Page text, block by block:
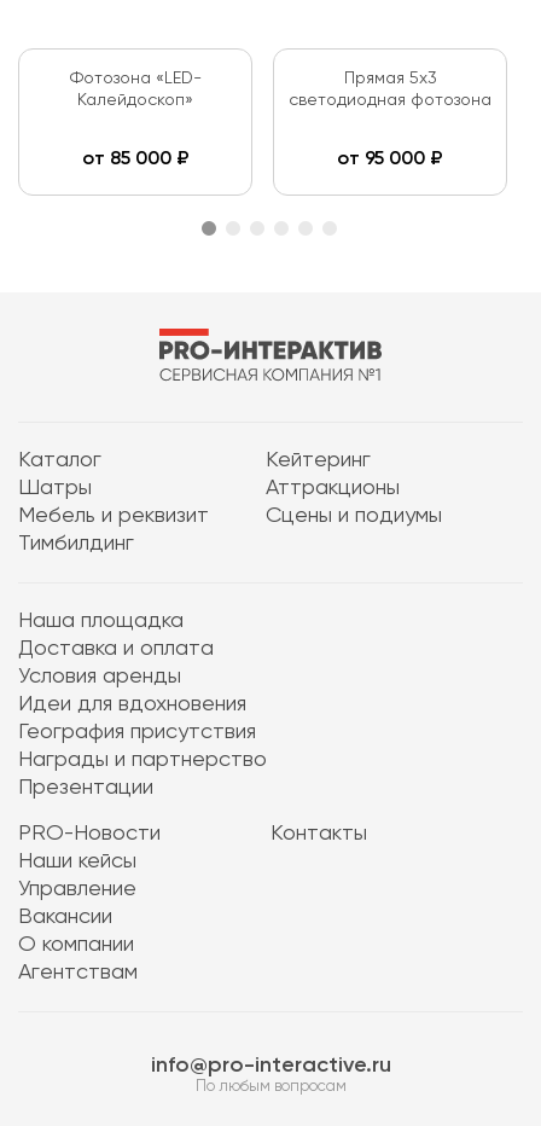
Фотозона «LED-
Калейдоскоп»
от 85 000₽
Прямая 5х3
светодиодная фотозона
от 95 000 ₽
Каталог
Кейтеринг
Шатры
Аттракционы
Мебель и реквизит
Сцены и подиумы
Тимбилдинг
Наша площадка
Доставка и оплата
Условия аренды
Идеи для вдохновения
География присутствия
Награды и партнерство
Презентации
PRO-Новости
Наши кейсы
Управление
Вакансии
О компании
Агентствам
Контакты
info@pro-interactive.ru
По любым вопросам